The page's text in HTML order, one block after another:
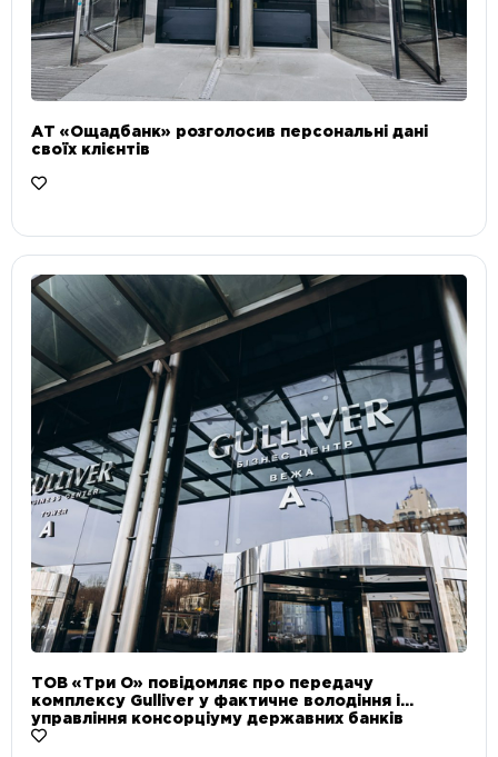
АТ «Ощадбанк» розголосив персональні дані
своїх клієнтів
ТОВ «Три О» повідомляє про передачу
комплексу Gulliver у фактичне володіння і
управління консорціуму державних банків